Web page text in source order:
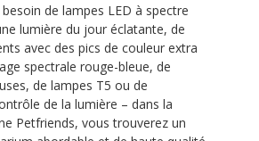
de lampes LED à spectre
lumière du jour éclatante, de
avec des pics de couleur extra
spectrale rouge-bleue, de
de lampes T5 ou de
de la lumière – dans la
Petfriends, vous trouverez un